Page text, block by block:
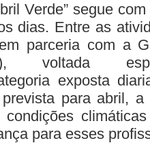
Verde” segue
dias. Entre as
parceria com a
voltada
exposta
para abril,
para esses